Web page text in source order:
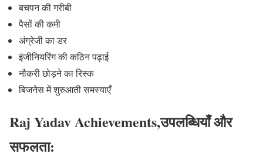
बचपन की गरीबी
पैसों की कमी
अंग्रेजी का डर
इंजीनियरिंग की कठिन पढ़ाई
नौकरी छोड़ने का रिस्क
बिजनेस में शुरुआती समस्याएँ
Raj Yadav Achievements,उपलब्धियाँ और
सफलता: